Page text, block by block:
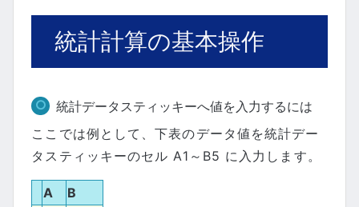
統計計算の基本操作
統計データスティッキーへ値を入力するには
ここでは例として、下表のデータ値を統計デー
タスティッキーのセル A1～B5 に入力します。
A
B